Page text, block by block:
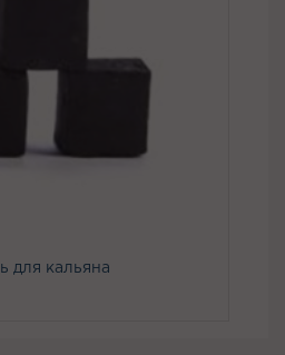
для кальяна